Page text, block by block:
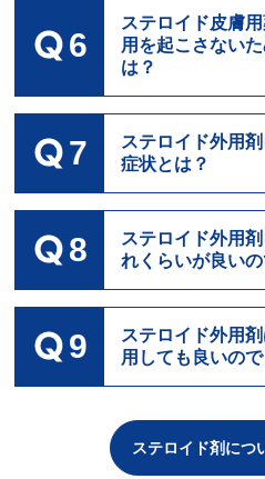
6
ステロイド皮膚
用を起こさない
は？
7
ステロイド外用
症状とは？
8
ステロイド外用
れくらいが良い
9
ステロイド外用
用しても良いの
ステロイド剤につ